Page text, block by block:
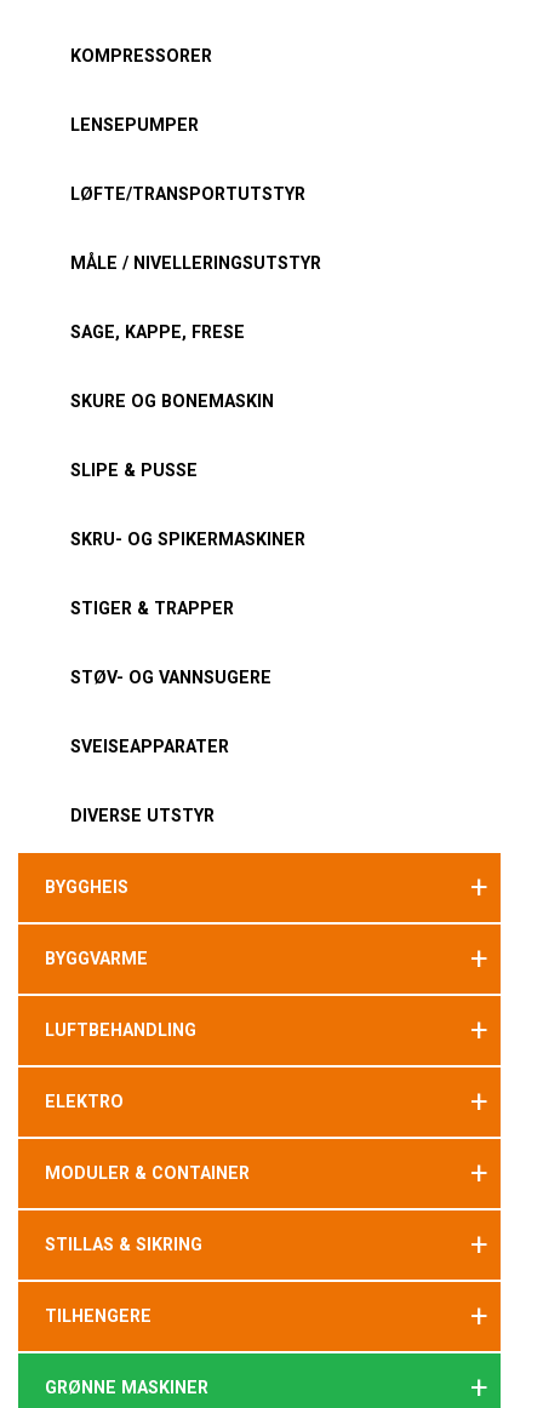
KOMPRESSORER
LENSEPUMPER
LØFTE/TRANSPORTUTSTYR
MÅLE / NIVELLERINGSUTSTYR
SAGE, KAPPE, FRESE
SKURE OG BONEMASKIN
SLIPE & PUSSE
SKRU- OG SPIKERMASKINER
STIGER & TRAPPER
STØV- OG VANNSUGERE
SVEISEAPPARATER
DIVERSE UTSTYR
BYGGHEIS +
BYGGVARME +
LUFTBEHANDLING +
ELEKTRO +
MODULER & CONTAINER +
STILLAS & SIKRING +
TILHENGERE +
GRØNNE MASKINER +